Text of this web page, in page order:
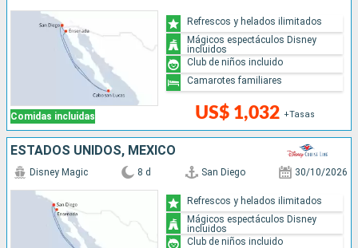
Comidas incluidas US$ 1,032 +Tasas
Refrescos y helados ilimitados
Mágicos espectáculos Disney
incluidos
Club de niños incluido
Camarotes familiares
ESTADOS UNIDOS, MÉXICO
Disney Magic 8 d San Diego 30/10/2026
Refrescos y helados ilimitados
Mágicos espectáculos Disney
incluidos
Club de niños incluido